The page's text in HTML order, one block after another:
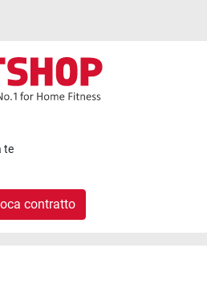
te
contratto